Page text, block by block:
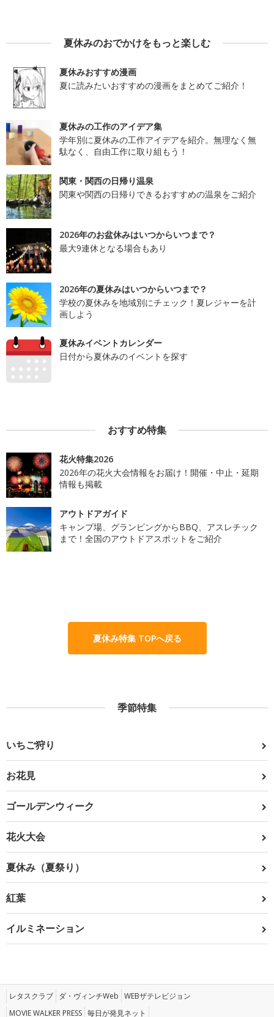
夏休みのおでかけをもっと楽しむ
夏休みおすすめ漫画
夏に読みたいおすすめの漫画をまとめてご紹介！
夏休みの工作のアイデア集
学年別に夏休みの工作アイデアを紹介。無理なく無
駄なく、自由工作に取り組もう！
関東・関西の日帰り温泉
関東や関西の日帰りできるおすすめの温泉をご紹介
2026年のお盆休みはいつからいつまで？
最大9連休となる場合もあり
2026年の夏休みはいつからいつまで？
学校の夏休みを地域別にチェック！夏レジャーを計
画しよう
夏休みイベントカレンダー
日付から夏休みのイベントを探す
おすすめ特集
花火特集2026
2026年の花火大会情報をお届け！開催・中止・延期
情報も掲載
アウトドアガイド
キャンプ場、グランピングからBBQ、アスレチック
まで！全国のアウトドアスポットをご紹介
夏休み特集 TOPへ戻る
季節特集
いちご狩り
お花見
ゴールデンウィーク
花火大会
夏休み（夏祭り）
紅葉
イルミネーション
レタスクラブ ダ・ヴィンチWeb WEBザテレビジョン
MOVIE WALKER PRESS 毎日が発見ネット